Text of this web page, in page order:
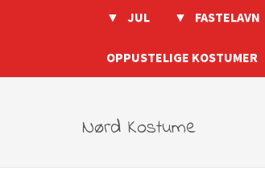
JUL FASTELAVN
OPPUSTELIGE KOSTUMER
Nørd Kostume